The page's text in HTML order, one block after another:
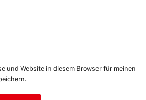
und Website in diesem Browser für meinen